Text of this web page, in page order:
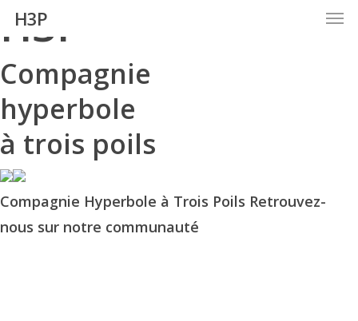
Skip
content
H3P
Compagnie
hyperbole
à trois poils
Compagnie Hyperbole à Trois Poils Retrouvez-
nous sur notre communauté
H3P